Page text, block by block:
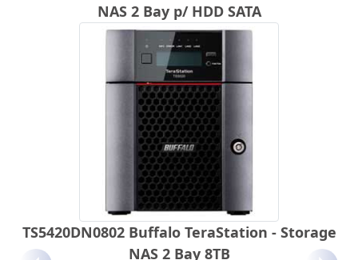
NAS 2 Bay p/ HDD SATA
TS5420DN0802 Buffalo TeraStation - Storage
NAS 2 Bay 8TB